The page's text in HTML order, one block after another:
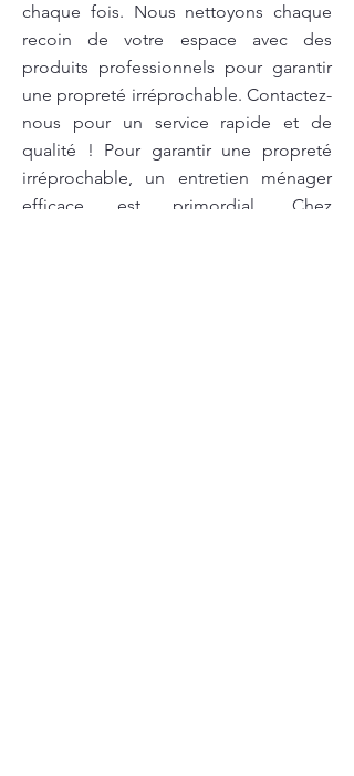
chaque fois. Nous nettoyons chaque
recoin de votre espace avec des
produits professionnels pour garantir
une propreté irréprochable. Contactez-
nous pour un service rapide et de
qualité ! Pour garantir une propreté
irréprochable, un entretien ménager
efficace est primordial. Chez